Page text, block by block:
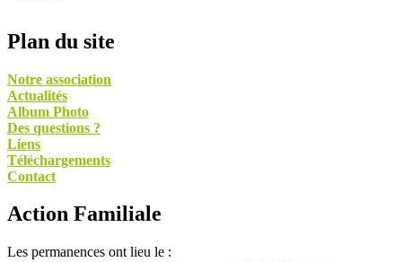
Plan du site
Notre association
Actualités
Album Photo
Des questions ?
Liens
Téléchargements
Contact
Action Familiale
Les permanences ont lieu le :